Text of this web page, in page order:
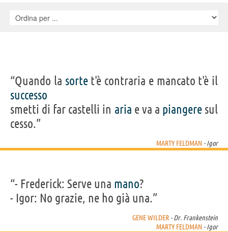
IDENTIKIT E DATI ANAGRAFICI
Nome
Cognome
Pseudonimo Marty Feldman
Nato 8 luglio 1934
Morto 2 dicembre 1982
Sesso
Segno zodiacale Cancro
“Quando la sortet'è contraria e mancato t'è il
successo
smetti di far castelli in aria e va a piangeresul
cesso.”
MARTY FELDMAN - Igor
“- Frederick: Serve una mano?
- Igor: No grazie, ne ho già una.”
GENE WILDER - Dr. Frankenstein
MARTY FELDMAN - Igor